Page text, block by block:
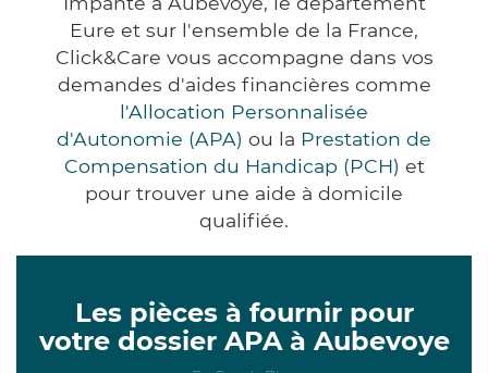
Eure et sur l'ensemble de la France,
Click&Care vous accompagne dans vos
demandes d'aides financières comme
l'Allocation Personnalisée
d'Autonomie (APA) ou la Prestation de
Compensation du Handicap (PCH) et
pour trouver une aide à domicile
qualifiée.
Les pièces à fournir pour
votre dossier APA à Aubevoye